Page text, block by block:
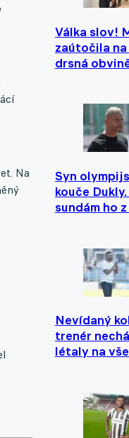
Válka slov!
zaútočila
drsná
Syn
kouče
sundám ho
Nevídaný
trenér
létaly na
Na